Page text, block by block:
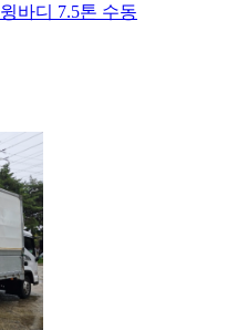
바디 7.5톤 수동